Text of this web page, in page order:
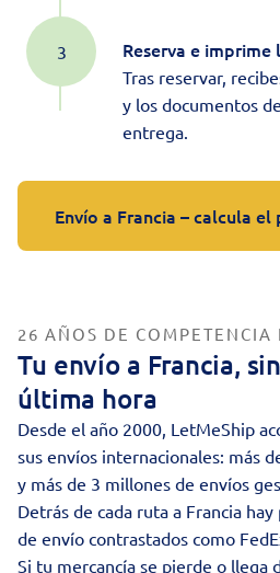
Reserva e
Tras reservar,
y los documentos
entrega.
Envío a Francia – calcula el
26 AÑOS DE COMPETENCIA
Tu envío a Francia,
última hora
Desde el año 2000, LetMeShip
sus envíos internacionales: más
y más de 3 millones de envíos
Detrás de cada ruta a Francia
de envío contrastados como
Si tu mercancía se pierde o llega